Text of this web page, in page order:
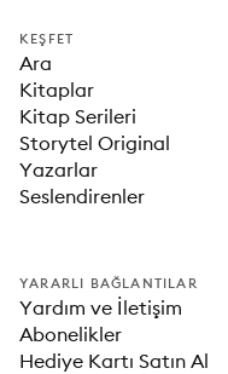
KEŞFET
Ara
Kitaplar
Kitap Serileri
Storytel Original
Yazarlar
Seslendirenler
YARARLI BAĞLANTILAR
Yardım ve İletişim
Abonelikler
Hediye Kartı Satın Al